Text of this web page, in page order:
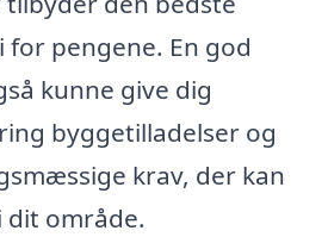
pengene. En god
kunne give dig
byggetilladelser og
krav, der kan
område.